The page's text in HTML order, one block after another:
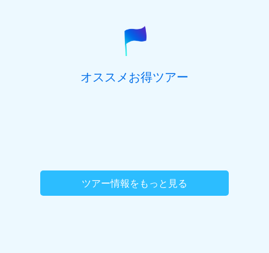
オススメお得ツアー
ツアー情報をもっと見る